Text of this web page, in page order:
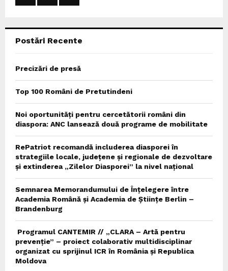
Postări Recente
Precizări de presă
Top 100 Români de Pretutindeni
Noi oportunități pentru cercetătorii români din
diaspora: ANC lansează două programe de mobilitate
RePatriot recomandă includerea diasporei în
strategiile locale, județene și regionale de dezvoltare
și extinderea „Zilelor Diasporei” la nivel național
Semnarea Memorandumului de Înțelegere între
Academia Română și Academia de Științe Berlin –
Brandenburg
Programul CANTEMIR // „CLARA – Artă pentru
prevenție” – proiect colaborativ multidisciplinar
organizat cu sprijinul ICR în România și Republica
Moldova